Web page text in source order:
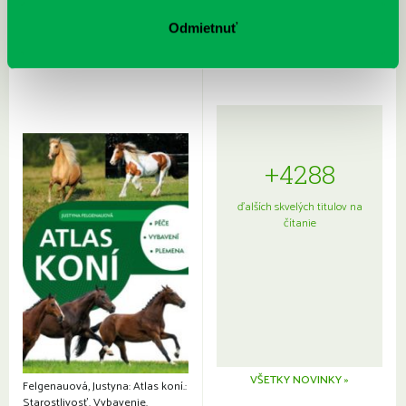
Odmietnuťjaponskou kuchyňou a etiketou
Felgenauová, Justyna: Atlas koní.:
+4288
ďalších skvelých titulov na
čítanie
VŠETKY NOVINKY »